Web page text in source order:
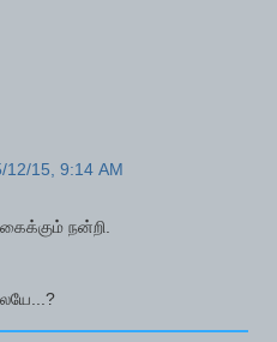
12/15, 9:14 AM
நன்றி.